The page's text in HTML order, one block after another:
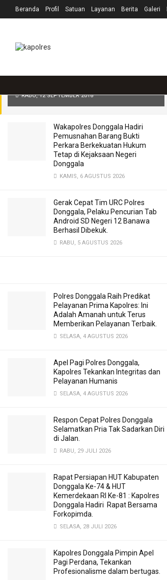
TERKINI TRENDING Filter
RABU, 12 SEPTEMBER 2018
Wakapolres Donggala Hadiri
Pemusnahan Barang Bukti
Perkara Berkekuatan Hukum
Tetap di Kejaksaan Negeri
Donggala
KAMIS, 6 AGUSTUS 2026
Gerak Cepat Tim URC Polres
Donggala, Pelaku Pencurian Tab
Android SD Negeri 12 Banawa
Berhasil Dibekuk.
RABU, 5 AGUSTUS 2026
Polres Donggala Raih Predikat
Pelayanan Prima Kapolres: Ini
Adalah Amanah untuk Terus
Memberikan Pelayanan Terbaik.
SELASA, 4 AGUSTUS 2026
Apel Pagi Polres Donggala,
Kapolres Tekankan Integritas dan
Pelayanan Humanis
SELASA, 4 AGUSTUS 2026
Respon Cepat Polres Donggala
Selamatkan Pria Tak Sadarkan Diri
di Jalan.
RABU, 29 JULI 2026
Rapat Persiapan HUT Kabupaten
Donggala Ke-74 & HUT
Kemerdekaan RI Ke-81 : Kapolres
Donggala Hadiri Rapat Bersama
Forkopimda.
SELASA, 28 JULI 2026
Kapolres Donggala Pimpin Apel
Pagi Perdana, Tekankan
Profesionalisme dalam bertugas.
Beranda Profil Satuan Layanan Berita Galeri